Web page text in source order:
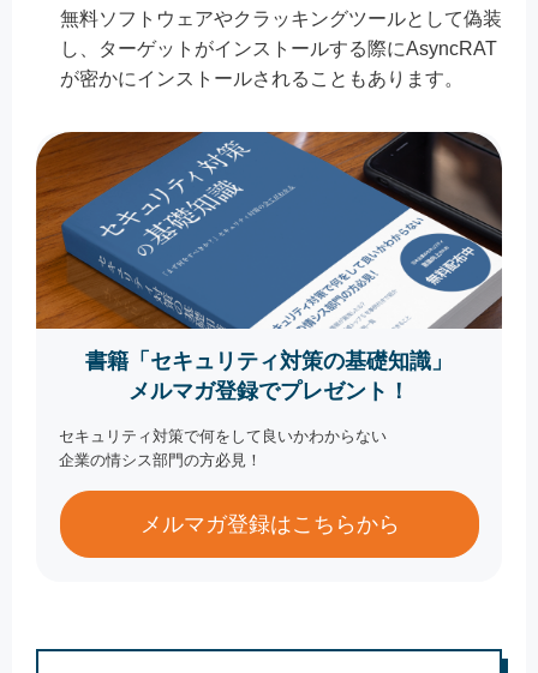
無料ソフトウェアやクラッキングツールとして偽装
し、ターゲットがインストールする際にAsyncRAT
が密かにインストールされることもあります。
書籍「セキュリティ対策の基礎知識」
メルマガ登録でプレゼント！
セキュリティ対策で何をして良いかわからない
企業の情シス部門の方必見！
メルマガ登録はこちらから